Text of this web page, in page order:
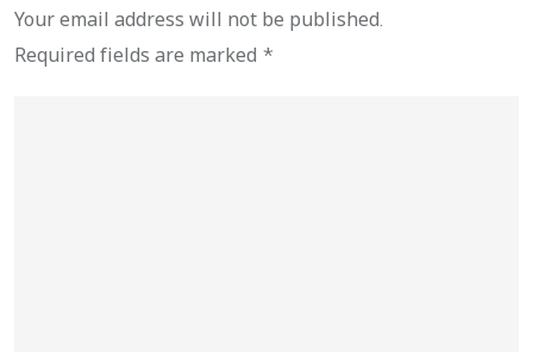
Your email address will not be published.
Required fields are marked *